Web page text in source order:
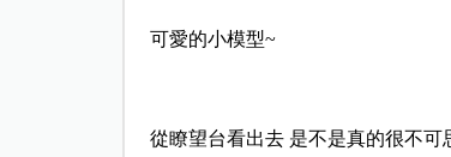
可愛的小模型~
從瞭望台看出去 是不是真的很不可